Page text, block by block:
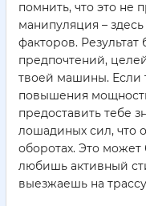
помнить, что это не
манипуляция –
факторов. Результат
предпочтений,
твоей машины.
повышения
предоставить тебе
лошадиных сил, что
оборотах. Это может
любишь активный
выезжаешь на